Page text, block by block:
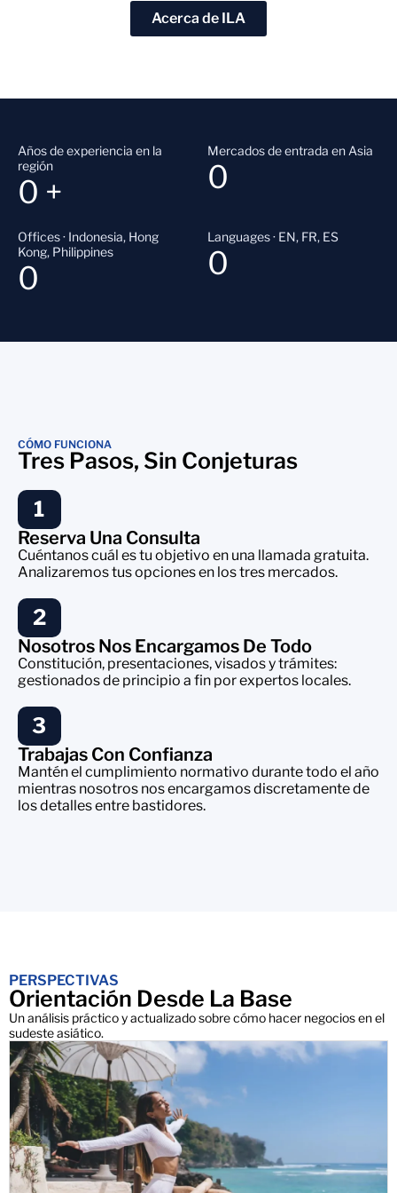
Acerca de ILA
Años de experiencia en la
región
0 +
Mercados de entrada en Asia
0
Offices · Indonesia, Hong
Kong, Philippines
0
Languages · EN, FR, ES
0
CÓMO FUNCIONA
Tres Pasos, Sin Conjeturas
1
Reserva Una Consulta
Cuéntanos cuál es tu objetivo en una llamada gratuita.
Analizaremos tus opciones en los tres mercados.
2
Nosotros Nos Encargamos De Todo
Constitución, presentaciones, visados y trámites:
gestionados de principio a fin por expertos locales.
3
Trabajas Con Confianza
Mantén el cumplimiento normativo durante todo el año
mientras nosotros nos encargamos discretamente de
los detalles entre bastidores.
PERSPECTIVAS
Orientación Desde La Base
Un análisis práctico y actualizado sobre cómo hacer negocios en el
sudeste asiático.